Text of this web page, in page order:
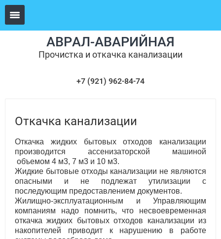
АВРАЛ-АВАРИЙНАЯ
Прочистка и откачка канализации
+7 (921) 962-84-74
Откачка канализации
Откачка жидких бытовых отходов канализации
производится ассенизаторской машиной
объемом 4 м3, 7 м3 и 10 м3.
Жидкие бытовые отходы канализации не являются
опасными и не подлежат утилизации с
последующим предоставлением документов.
Жилищно-эксплуатационным и Управляющим
компаниям надо помнить, что несвоевременная
откачка жидких бытовых отходов канализации из
накопителей приводит к нарушению в работе